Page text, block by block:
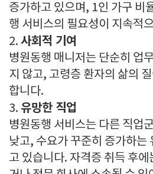
증가하고 있으며, 1인 가구 비
행 서비스의 필요성이 지속적
2. 사회적 기여
병원동행 매니저는 단순히 업
지 않고, 고령층 환자의 삶의
합니다.
3. 유망한 직업
병원동행 서비스는 다른 직업
낮고, 수요가 꾸준히 증가하는
고 있습니다. 자격증 취득 후